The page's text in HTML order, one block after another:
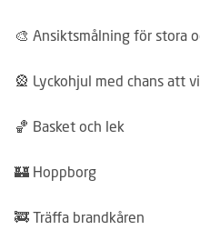
🎨 Ansiktsmålning för stora
🎡 Lyckohjul med chans att
🏀 Basket och lek
🏰 Hoppborg
🚒 Träffa brandkåren